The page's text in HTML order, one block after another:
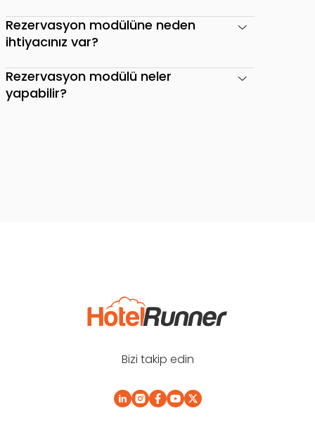
Rezervasyon modülüne neden
ihtiyacınız var?
Rezervasyon modülü neler
yapabilir?
Bizi takip edin